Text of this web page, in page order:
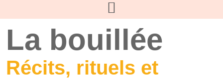
La bouillée
Récits, rituels et